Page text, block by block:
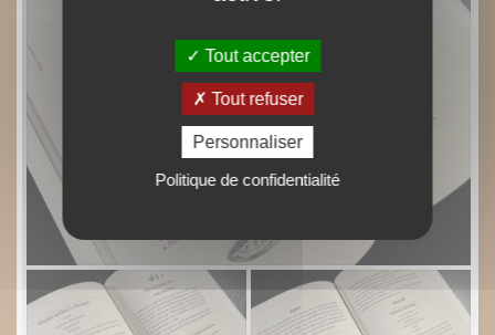
Tout accepter
Tout refuser
Personnaliser
Politique de confidentialité